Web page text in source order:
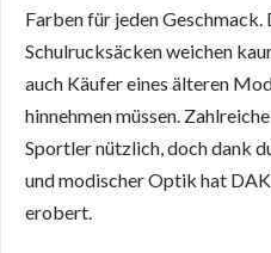
Farben für jeden
Schulrucksäcken weichen
auch Käufer eines älteren
hinnehmen müssen.
Sportler nützlich, doch dank
und modischer Optik hat
erobert.